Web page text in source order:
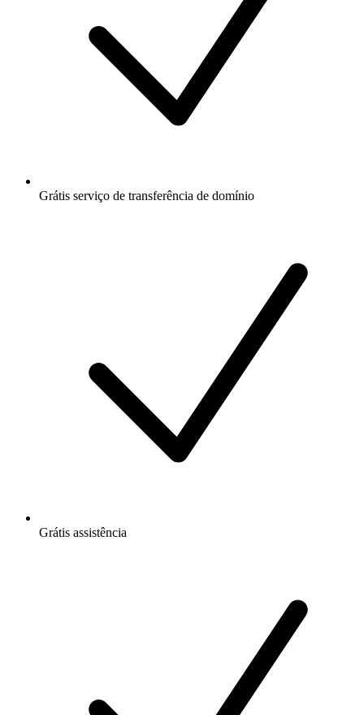
Grátis serviço de transferência de domínio
Grátis assistência